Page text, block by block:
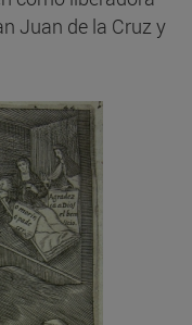
Juan de la Cruz y